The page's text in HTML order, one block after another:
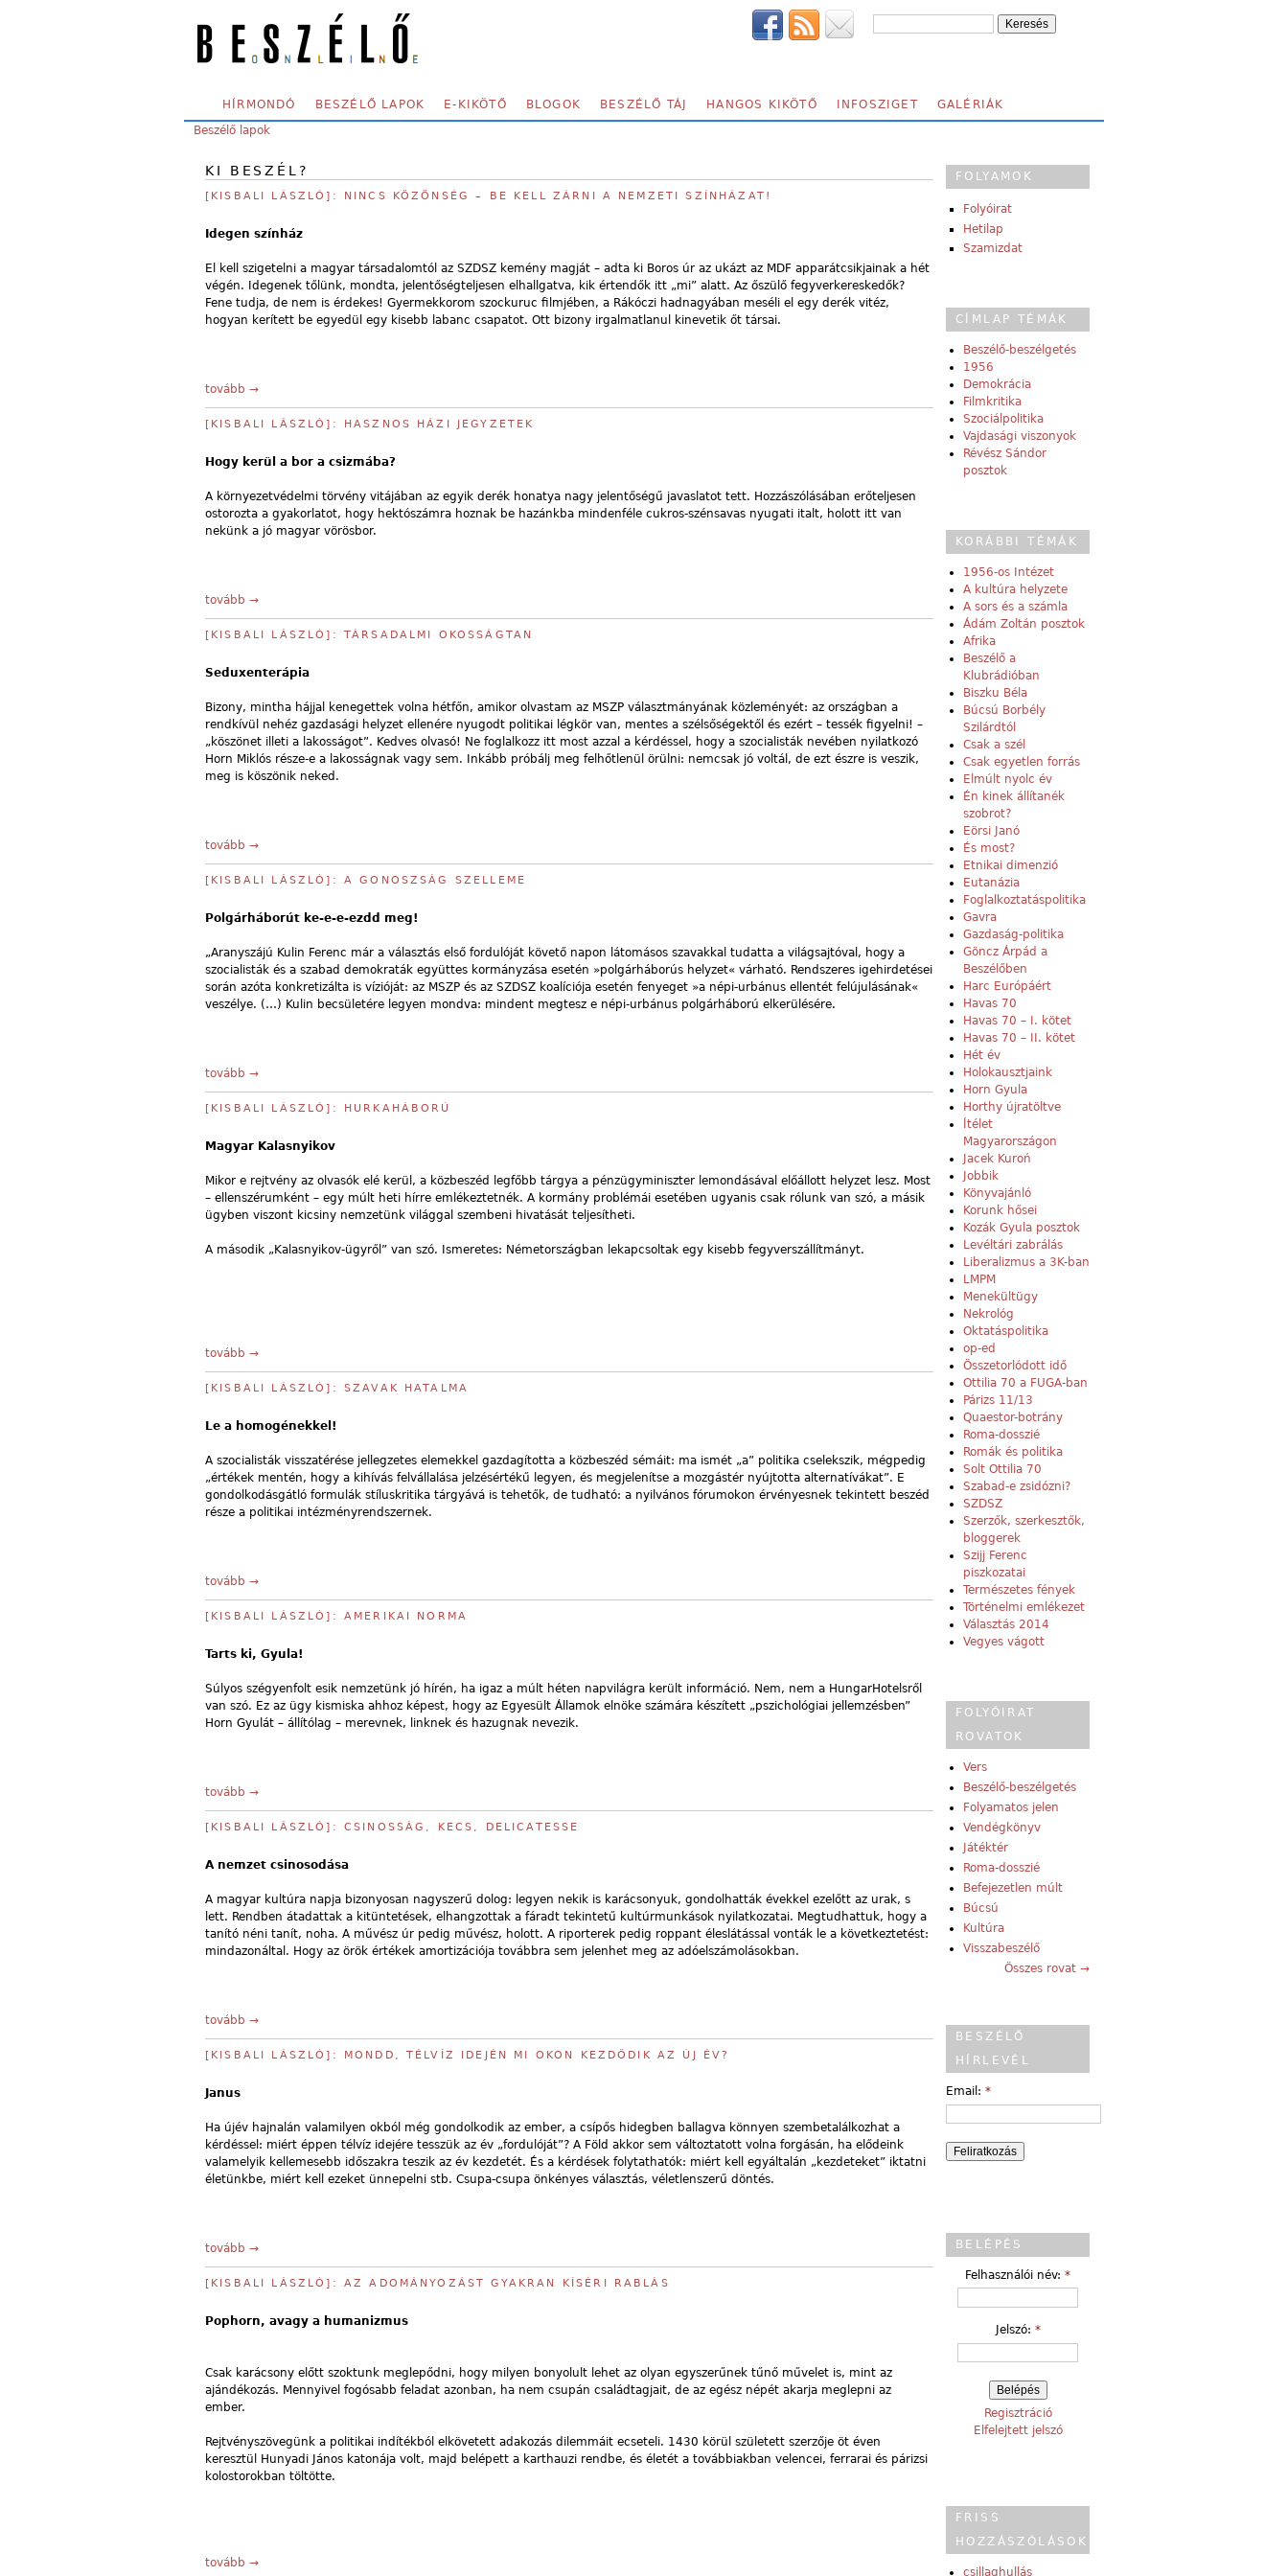
SECONDARY MENU
HÍRMONDÓ BESZÉLŐ LAPOK E-KIKÖTŐ BLOGOK BESZÉLŐ TÁJ HANGOS KIKÖTŐ INFOSZIGET GALÉRIÁK
YOU ARE HERE:
Beszélő lapok
KI BESZÉL?
[KISBALI LÁSZLÓ]: NINCS KÖZÖNSÉG – BE KELL ZÁRNI A NEMZETI SZÍNHÁZAT!
Idegen színház
El kell szigetelni a magyar társadalomtól az SZDSZ kemény magját – adta ki Boros úr az ukázt az MDF apparátcsikjainak a hét
végén. Idegenek tőlünk, mondta, jelentőségteljesen elhallgatva, kik értendők itt „mi” alatt. Az őszülő fegyverkereskedők?
Fene tudja, de nem is érdekes! Gyermekkorom szockuruc filmjében, a Rákóczi hadnagyában meséli el egy derék vitéz,
hogyan kerített be egyedül egy kisebb labanc csapatot. Ott bizony irgalmatlanul kinevetik őt társai.
tovább →
[KISBALI LÁSZLÓ]: HASZNOS HÁZI JEGYZETEK
Hogy kerül a bor a csizmába?
A környezetvédelmi törvény vitájában az egyik derék honatya nagy jelentőségű javaslatot tett. Hozzászólásában erőteljesen
ostorozta a gyakorlatot, hogy hektószámra hoznak be hazánkba mindenféle cukros-szénsavas nyugati italt, holott itt van
nekünk a jó magyar vörösbor.
tovább →
[KISBALI LÁSZLÓ]: TÁRSADALMI OKOSSÁGTAN
Seduxenterápia
Bizony, mintha hájjal kenegettek volna hétfőn, amikor olvastam az MSZP választmányának közleményét: az országban a
rendkívül nehéz gazdasági helyzet ellenére nyugodt politikai légkör van, mentes a szélsőségektől és ezért – tessék figyelni! –
„köszönet illeti a lakosságot”. Kedves olvasó! Ne foglalkozz itt most azzal a kérdéssel, hogy a szocialisták nevében nyilatkozó
Horn Miklós része-e a lakosságnak vagy sem. Inkább próbálj meg felhőtlenül örülni: nemcsak jó voltál, de ezt észre is veszik,
meg is köszönik neked.
tovább →
[KISBALI LÁSZLÓ]: A GONOSZSÁG SZELLEME
Polgárháborút ke-e-e-ezdd meg!
„Aranyszájú Kulin Ferenc már a választás első fordulóját követő napon látomásos szavakkal tudatta a világsajtóval, hogy a
szocialisták és a szabad demokraták együttes kormányzása esetén »polgárháborús helyzet« várható. Rendszeres igehirdetései
során azóta konkretizálta is vízióját: az MSZP és az SZDSZ koalíciója esetén fenyeget »a népi-urbánus ellentét felújulásának«
veszélye. (…) Kulin becsületére legyen mondva: mindent megtesz e népi-urbánus polgárháború elkerülésére.
tovább →
[KISBALI LÁSZLÓ]: HURKAHÁBORÚ
Magyar Kalasnyikov
Mikor e rejtvény az olvasók elé kerül, a közbeszéd legfőbb tárgya a pénzügyminiszter lemondásával előállott helyzet lesz. Most
– ellenszérumként – egy múlt heti hírre emlékeztetnék. A kormány problémái esetében ugyanis csak rólunk van szó, a másik
ügyben viszont kicsiny nemzetünk világgal szembeni hivatását teljesítheti.
A második „Kalasnyikov-ügyről” van szó. Ismeretes: Németországban lekapcsoltak egy kisebb fegyverszállítmányt.
tovább →
[KISBALI LÁSZLÓ]: SZAVAK HATALMA
Le a homogénekkel!
A szocialisták visszatérése jellegzetes elemekkel gazdagította a közbeszéd sémáit: ma ismét „a” politika cselekszik, mégpedig
„értékek mentén, hogy a kihívás felvállalása jelzésértékű legyen, és megjelenítse a mozgástér nyújtotta alternatívákat”. E
gondolkodásgátló formulák stíluskritika tárgyává is tehetők, de tudható: a nyilvános fórumokon érvényesnek tekintett beszéd
része a politikai intézményrendszernek.
tovább →
[KISBALI LÁSZLÓ]: AMERIKAI NORMA
Tarts ki, Gyula!
Súlyos szégyenfolt esik nemzetünk jó hírén, ha igaz a múlt héten napvilágra került információ. Nem, nem a HungarHotelsről
van szó. Ez az ügy kismiska ahhoz képest, hogy az Egyesült Államok elnöke számára készített „pszichológiai jellemzésben”
Horn Gyulát – állítólag – merevnek, linknek és hazugnak nevezik.
tovább →
[KISBALI LÁSZLÓ]: CSINOSSÁG, KECS, DELICATESSE
A nemzet csinosodása
A magyar kultúra napja bizonyosan nagyszerű dolog: legyen nekik is karácsonyuk, gondolhatták évekkel ezelőtt az urak, s
lett. Rendben átadattak a kitüntetések, elhangzottak a fáradt tekintetű kultúrmunkások nyilatkozatai. Megtudhattuk, hogy a
tanító néni tanít, noha. A művész úr pedig művész, holott. A riporterek pedig roppant éleslátással vonták le a következtetést:
mindazonáltal. Hogy az örök értékek amortizációja továbbra sem jelenhet meg az adóelszámolásokban.
tovább →
[KISBALI LÁSZLÓ]: MONDD, TÉLVÍZ IDEJÉN MI OKON KEZDŐDIK AZ ÚJ ÉV?
Janus
Ha újév hajnalán valamilyen okból még gondolkodik az ember, a csípős hidegben ballagva könnyen szembetalálkozhat a
kérdéssel: miért éppen télvíz idejére tesszük az év „fordulóját”? A Föld akkor sem változtatott volna forgásán, ha elődeink
valamelyik kellemesebb időszakra teszik az év kezdetét. És a kérdések folytathatók: miért kell egyáltalán „kezdeteket” iktatni
életünkbe, miért kell ezeket ünnepelni stb. Csupa-csupa önkényes választás, véletlenszerű döntés.
tovább →
[KISBALI LÁSZLÓ]: AZ ADOMÁNYOZÁST GYAKRAN KÍSÉRI RABLÁS
Pophorn, avagy a humanizmus
Csak karácsony előtt szoktunk meglepődni, hogy milyen bonyolult lehet az olyan egyszerűnek tűnő művelet is, mint az
ajándékozás. Mennyivel fogósabb feladat azonban, ha nem csupán családtagjait, de az egész népét akarja meglepni az
ember.
Rejtvényszövegünk a politikai indítékból elkövetett adakozás dilemmáit ecseteli. 1430 körül született szerzője öt éven
keresztül Hunyadi János katonája volt, majd belépett a karthauzi rendbe, és életét a továbbiakban velencei, ferrarai és párizsi
kolostorokban töltötte.
tovább →
FOLYAMOK
Folyóirat
Hetilap
Szamizdat
CÍMLAP TÉMÁK
Beszélő-beszélgetés
1956
Demokrácia
Filmkritika
Szociálpolitika
Vajdasági viszonyok
Révész Sándor
posztok
KORÁBBI TÉMÁK
1956-os Intézet
A kultúra helyzete
A sors és a számla
Ádám Zoltán posztok
Afrika
Beszélő a
Klubrádióban
Biszku Béla
Búcsú Borbély
Szilárdtól
Csak a szél
Csak egyetlen forrás
Elmúlt nyolc év
Én kinek állítanék
szobrot?
Eörsi Janó
És most?
Etnikai dimenzió
Eutanázia
Foglalkoztatáspolitika
Gavra
Gazdaság-politika
Göncz Árpád a
Beszélőben
Harc Európáért
Havas 70
Havas 70 – I. kötet
Havas 70 – II. kötet
Hét év
Holokausztjaink
Horn Gyula
Horthy újratöltve
Ítélet
Magyarországon
Jacek Kuroń
Jobbik
Könyvajánló
Korunk hősei
Kozák Gyula posztok
Levéltári zabrálás
Liberalizmus a 3K-ban
LMPM
Menekültügy
Nekrológ
Oktatáspolitika
op-ed
Összetorlódott idő
Ottilia 70 a FUGA-ban
Párizs 11/13
Quaestor-botrány
Roma-dosszié
Romák és politika
Solt Ottilia 70
Szabad-e zsidózni?
SZDSZ
Szerzők, szerkesztők,
bloggerek
Szijj Ferenc
piszkozatai
Természetes fények
Történelmi emlékezet
Választás 2014
Vegyes vágott
FOLYÓIRAT
ROVATOK
Vers
Beszélő-beszélgetés
Folyamatos jelen
Vendégkönyv
Játéktér
Roma-dosszié
Befejezetlen múlt
Búcsú
Kultúra
Visszabeszélő
Összes rovat →
BESZÉLŐ
HÍRLEVÉL
Email: *
BELÉPÉS
Felhasználói név: *
Jelszó: *
Regisztráció
Elfelejtett jelszó
FRISS
HOZZÁSZÓLÁSOK
csillaghullás